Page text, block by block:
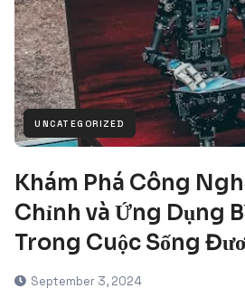
UNCATEGORIZED
Khám Phá Công
Chỉnh và Ứng Dụng
Trong Cuộc Sống
September 3, 2024